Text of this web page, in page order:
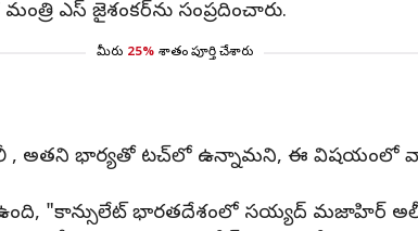
ఎస్ జైశంకర్‌ను సంప్రదించారు.
మీరు 25% శాతం పూర్తి చేశారు
, అతని భార్యతో టచ్‌లో ఉన్నామని, ఈ
ఉంది, "కాన్సులేట్ భారతదేశంలో సయ్యద్ మజాహిర్